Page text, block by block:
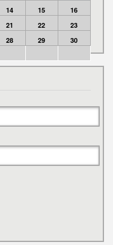
14 15
16
21 22
23
28 29
30